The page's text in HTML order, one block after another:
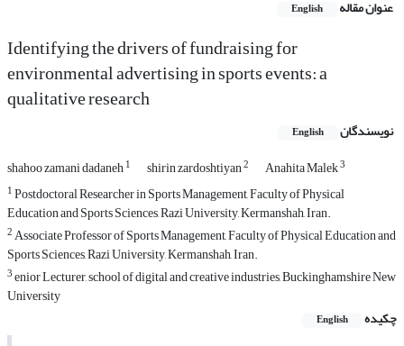
عنوان مقاله English
Identifying the drivers of fundraising for
environmental advertising in sports events: a
qualitative research
نویسندگان English
shahoo zamani dadaneh1 shirin zardoshtiyan2 Anahita Malek3
1Postdoctoral Researcher in Sports Management, Faculty of Physical
Education and Sports Sciences, Razi University, Kermanshah, Iran.
2Associate Professor of Sports Management, Faculty of Physical Education and
Sports Sciences, Razi University, Kermanshah, Iran.
3enior Lecturer, school of digital and creative industries, Buckinghamshire New
University
چکیده
English